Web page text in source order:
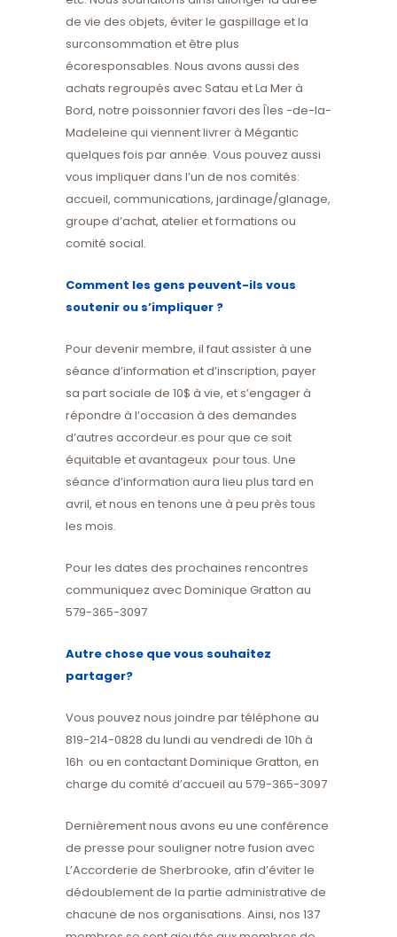
de vie des objets, éviter le gaspillage et la
surconsommation et être plus
écoresponsables. Nous avons aussi des
achats regroupés avec Satau et La Mer à
Bord, notre poissonnier favori des Îles -de-la-
Madeleine qui viennent livrer à Mégantic
quelques fois par année. Vous pouvez aussi
vous impliquer dans l’un de nos comités:
accueil, communications, jardinage/glanage,
groupe d’achat, atelier et formations ou
comité social.
Comment les gens peuvent-ils vous
soutenir ou s’impliquer ?
Pour devenir membre, il faut assister à une
séance d’information et d’inscription, payer
sa part sociale de 10$ à vie, et s’engager à
répondre à l’occasion à des demandes
d’autres accordeur.es pour que ce soit
équitable et avantageux pour tous. Une
séance d’information aura lieu plus tard en
avril, et nous en tenons une à peu près tous
les mois.
Pour les dates des prochaines rencontres
communiquez avec Dominique Gratton au
579-365-3097
Autre chose que vous souhaitez
partager?
Vous pouvez nous joindre par téléphone au
819-214-0828 du lundi au vendredi de 10h à
16h ou en contactant Dominique Gratton, en
charge du comité d’accueil au 579-365-3097
Dernièrement nous avons eu une conférence
de presse pour souligner notre fusion avec
L’Accorderie de Sherbrooke, afin d’éviter le
dédoublement de la partie administrative de
chacune de nos organisations. Ainsi, nos 137